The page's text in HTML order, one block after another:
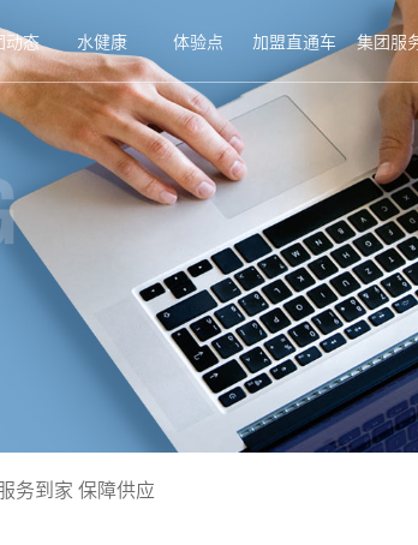
动态 水健康 体验点 加盟直通车 集团服
务到家 保障供应